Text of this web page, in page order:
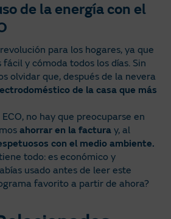
de la energía con el
para los hogares, ya que
y cómoda todos los días. Sin
olvidar que, después de la nevera
de la casa que más
no hay que preocuparse en
ahorrar en la factura y, al
con el medio ambiente.
todo: es económico y
usado antes de leer este
favorito a partir de ahora?